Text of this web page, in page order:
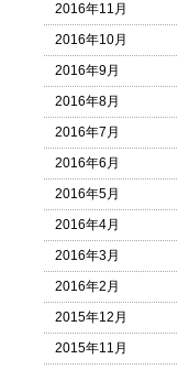
2016年11月
2016年10月
2016年9月
2016年8月
2016年7月
2016年6月
2016年5月
2016年4月
2016年3月
2016年2月
2015年12月
2015年11月